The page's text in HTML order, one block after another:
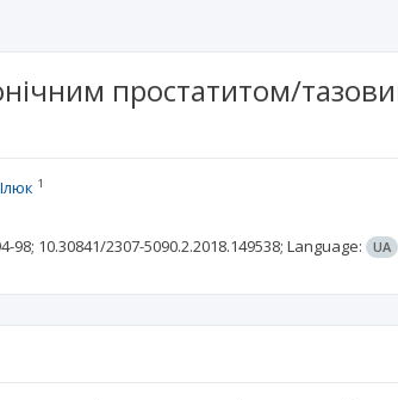
простатитом/
Ілюк 1
98; 10.30841/2307-5090.2.2018.149538; Language: UA